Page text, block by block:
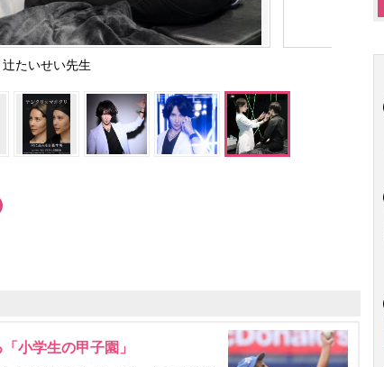
辻たいせい先生
小学生の甲子園」